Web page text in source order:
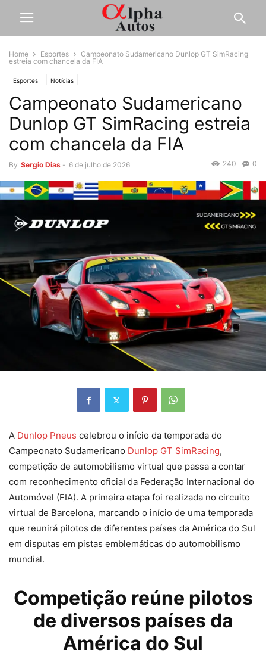
Home Esportes
Campeonato Sudamericano Dunlop GT SimRacing
estreia com chancela da FIA
Esportes Notícias
Campeonato Sudamericano
Dunlop GT SimRacing estreia
com chancela da FIA
By Sergio Dias - 6 de julho de 2026 0
240
A Dunlop Pneus celebrou o início da temporada do
Campeonato Sudamericano Dunlop GT SimRacing,
competição de automobilismo virtual que passa a contar
com reconhecimento oficial da Federação Internacional do
Automóvel (FIA). A primeira etapa foi realizada no circuito
virtual de Barcelona, marcando o início de uma temporada
que reunirá pilotos de diferentes países da América do Sul
em disputas em pistas emblemáticas do automobilismo
mundial.
Competição reúne pilotos
de diversos países da
América do Sul